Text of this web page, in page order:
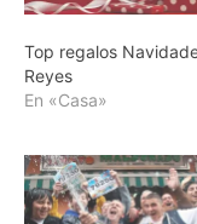
Top regalos
Reyes
En «Casa»